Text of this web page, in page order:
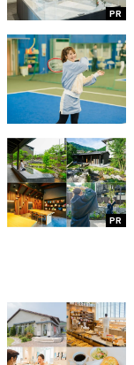
PR
PR